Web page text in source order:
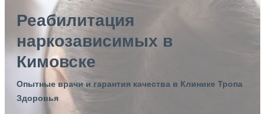
Реабилитация
наркозависимых в
Кимовске
Опытные врачи и гарантия качества в Клинике Тропа
Здоровья